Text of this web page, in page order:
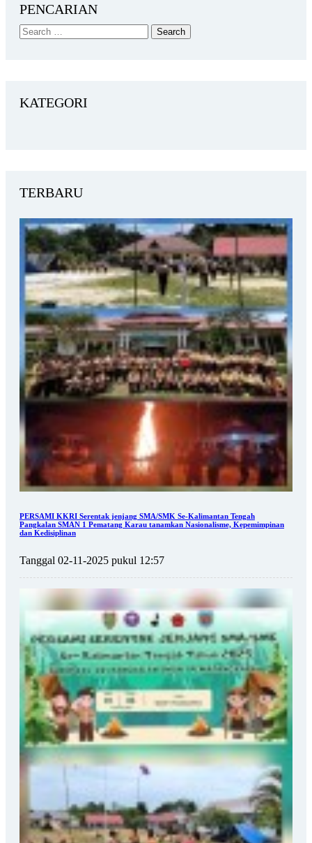
PENCARIAN
KATEGORI
TERBARU
PERSAMI KKRI Serentak jenjang SMA/SMK Se-Kalimantan Tengah
Pangkalan SMAN 1 Pematang Karau tanamkan Nasionalisme, Kepemimpinan
dan Kedisiplinan
Tanggal 02-11-2025 pukul 12:57